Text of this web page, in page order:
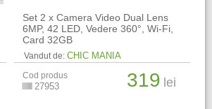
Set 2 x Camera Video Dual Lens
6MP, 42 LED, Vedere 360°, Wi-Fi,
Card 32GB
Vandut de: CHIC MANIA
Cod produs
27953 319 lei